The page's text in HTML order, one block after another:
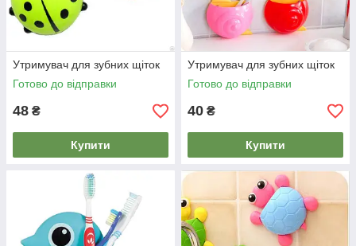
Утримувач для зубних щіток
Готово до відправки
48 ₴
Купити
Утримувач для зубних щіток
Готово до відправки
40 ₴
Купити